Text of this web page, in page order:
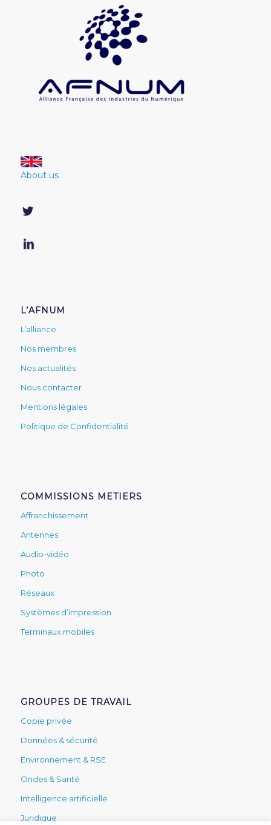
About us
L’AFNUM
L’alliance
Nos membres
Nos actualités
Nous contacter
Mentions légales
Politique de Confidentialité
COMMISSIONS METIERS
Affranchissement
Antennes
Audio-vidéo
Photo
Réseaux
Systèmes d’impression
Terminaux mobiles
GROUPES DE TRAVAIL
Copie privée
Données & sécurité
Environnement & RSE
Ondes & Santé
Intelligence artificielle
Juridique